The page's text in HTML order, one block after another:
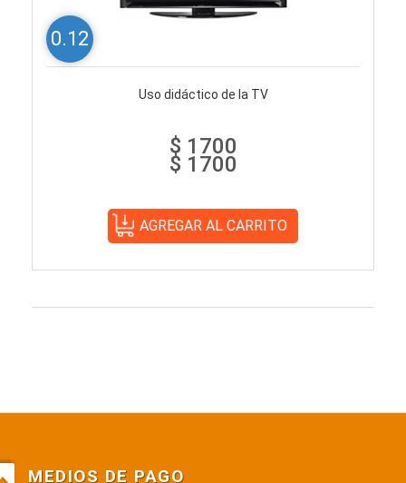
0.12
Uso didáctico de la TV
$ 1700
$ 1700
MEDIOS DE PAGO